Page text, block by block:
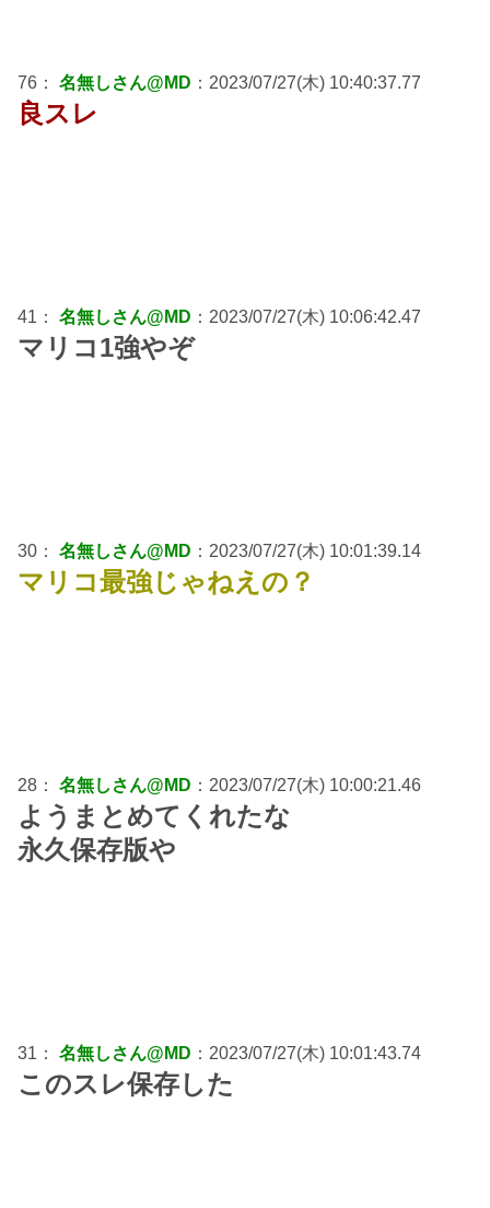
76： 名無しさん@MD ：2023/07/27(木) 10:40:37.77
良スレ
41： 名無しさん@MD ：2023/07/27(木) 10:06:42.47
マリコ1強やぞ
30： 名無しさん@MD ：2023/07/27(木) 10:01:39.14
マリコ最強じゃねえの？
28： 名無しさん@MD ：2023/07/27(木) 10:00:21.46
ようまとめてくれたな
永久保存版や
31： 名無しさん@MD ：2023/07/27(木) 10:01:43.74
このスレ保存した